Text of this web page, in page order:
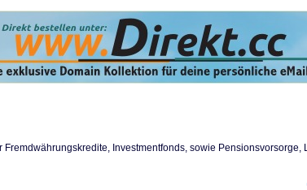
Investmentfonds, sowie Pensionsvorsorge,